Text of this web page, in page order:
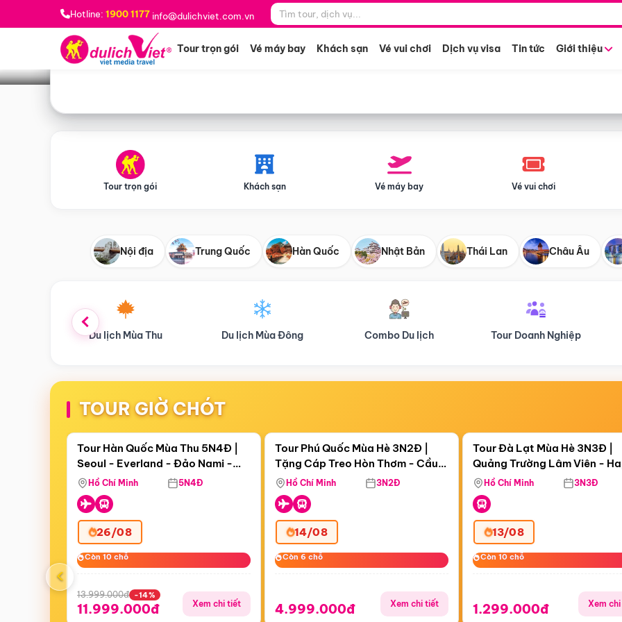
Hotline: 1900 1177 info@dulichviet.com.vn
Tour trọn gói Vé máy bay Khách sạn Vé vui chơi Dịch vụ visa Tin tức Giới thiệu
Bạn muốn đi đâu? *
Tour trọn gói Khách sạn Vé máy bay Vé vui chơi
Nội địa Trung Quốc Hàn Quốc Nhật Bản Thái Lan Châu Âu
Du lịch Mùa Đông Combo Du lịch Tour Doanh Nghiệp Du lịch Hành Hương
TOUR GIỜ CHÓT
Còn19 ngày 13:00:51
Điểm nổi bật
Tour Hàn Quốc Mùa Thu 5N4Đ |
Seoul - Everland - Đảo Nami -
Tháp Namsan (Bay Sun Phuquoc
Airways)
Hồ Chí Minh 5N4Đ
26/08
Còn 10 chỗ
Còn 10 chỗ
13.999.000đ -14%
11.999.000đ Xem chi tiết
Còn07 ngày 13:00:51
Tặng Cáp Treo Hòn Thơm
Tour Phú Quốc Mùa Hè 3N2Đ |
Tặng Cáp Treo Hòn Thơm - Cầu
Hôn - Công Viên Nước Aquatopia
Hồ Chí Minh 3N2Đ
14/08
Còn 6 chỗ
Còn 6 chỗ
4.999.000đ Xem chi tiết
Còn06 ngày 13:00:51
Tour Đà Lạt Mùa Hè 3N3Đ |
Quảng Trường Lâm Viên -
Hill - Puppy Farm
Hồ Chí Minh 3N3Đ
13/08
Còn 10 chỗ
Còn 10 chỗ
1.299.000đ Xem
‹